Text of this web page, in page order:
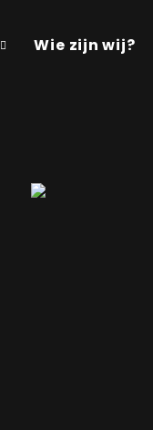
Wie zijn wij?